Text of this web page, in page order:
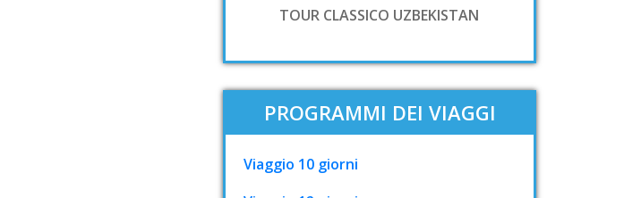
TOUR CLASSICO UZBEKISTAN
PROGRAMMI DEI VIAGGI
Viaggio 10 giorni